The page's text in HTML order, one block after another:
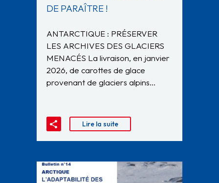
DE PARAÎTRE !
ANTARCTIQUE : PRÉSERVER
LES ARCHIVES DES GLACIERS
MENACÉS La livraison, en janvier
2026, de carottes de glace
provenant de glaciers alpins…
Lire la suite